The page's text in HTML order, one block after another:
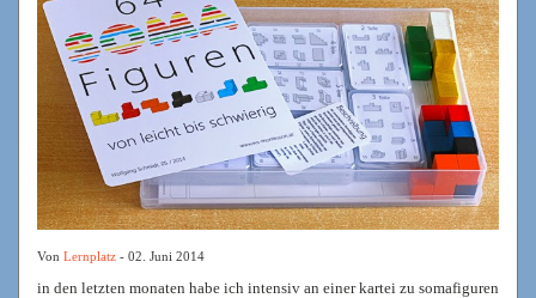
Von Lernplatz - 02. Juni 2014
in den letzten monaten habe ich intensiv an einer kartei zu somafiguren